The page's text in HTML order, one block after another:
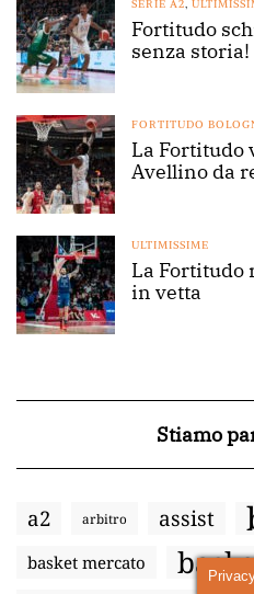
SERIE A2,
Fortitudo
senza storia!
FORTITUDO
La Fortitudo
Avellino da
ULTIMISSIME
La Fortitudo
in vetta
Stiamo
a2 arbitro assist
basket mercato